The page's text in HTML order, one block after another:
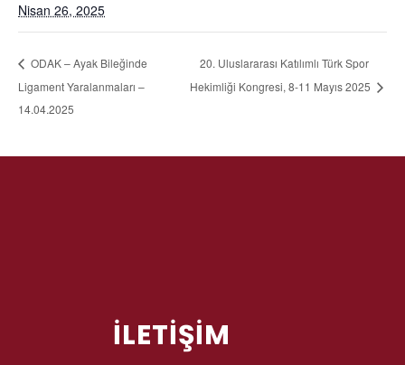
Nisan 26, 2025
ODAK – Ayak Bileğinde
Ligament Yaralanmaları –
14.04.2025
20. Uluslararası Katılımlı Türk Spor
Hekimliği Kongresi, 8-11 Mayıs 2025
İLETİŞİM